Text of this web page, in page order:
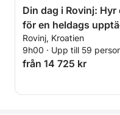
Din dag i Rovinj:
för en heldags
Rovinj, Kroatien
9h00 · Upp till 59
från 14 725 kr